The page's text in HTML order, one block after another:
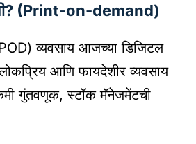
(Print-on-demand)
व्यवसाय आजच्या डिजिटल
आणि फायदेशीर व्यवसाय
गुंतवणूक, स्टॉक मॅनेजमेंटची